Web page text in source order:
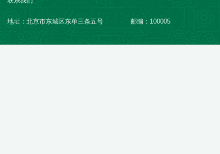
地址：北京市东城区东单三条五号 邮编：100005